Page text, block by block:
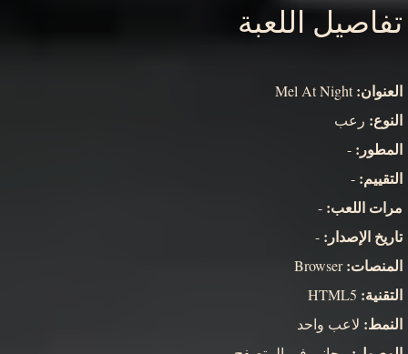
تفاصيل اللعبة
العنوان:Mel At Night
النوع: رعب
المطور: -
التقييم: -
مرات اللعب: -
تاريخ الإصدار: -
المنصات:Browser
التقنية:
النمط: لاعب واحد